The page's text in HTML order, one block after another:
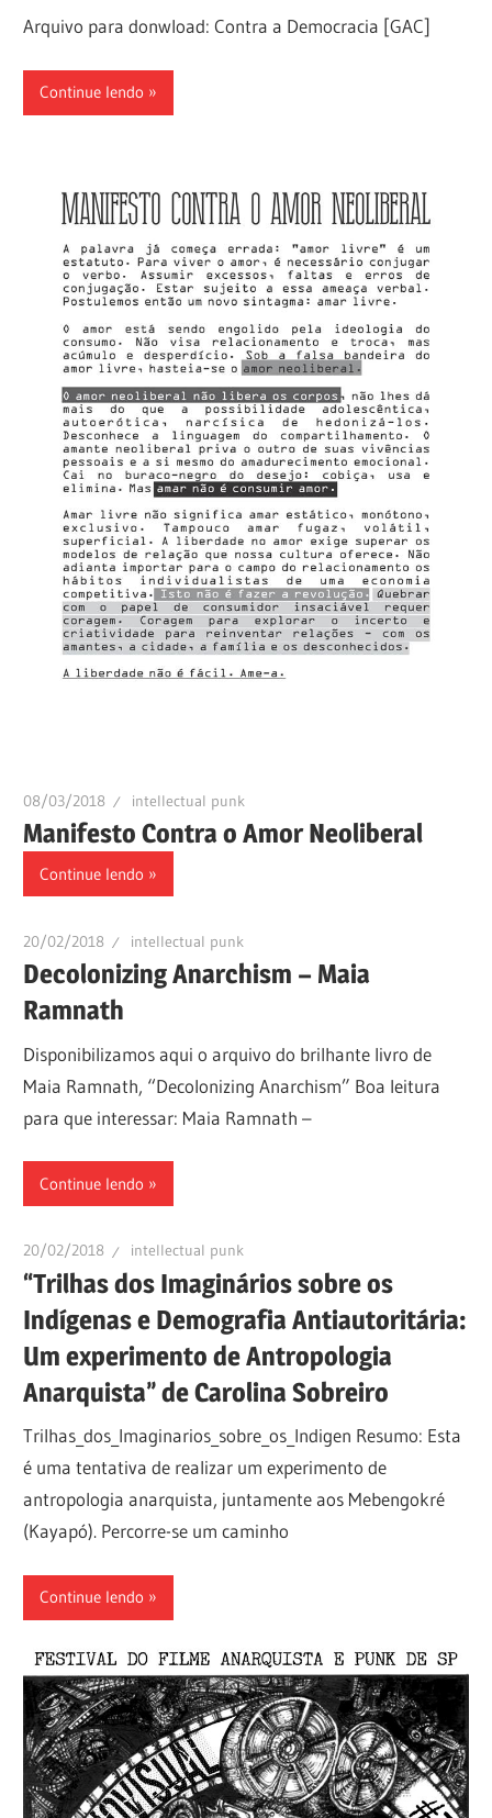
Arquivo para donwload: Contra a Democracia [GAC]
Continue lendo
08/03/2018 intellectual punk
Manifesto Contra o Amor Neoliberal
Continue lendo
20/02/2018 intellectual punk
Decolonizing Anarchism – Maia
Ramnath
Disponibilizamos aqui o arquivo do brilhante livro de
Maia Ramnath, “Decolonizing Anarchism” Boa leitura
para que interessar: Maia Ramnath –
Continue lendo
20/02/2018 intellectual punk
“Trilhas dos Imaginários sobre os
Indígenas e Demografia Antiautoritária:
Um experimento de Antropologia
Anarquista” de Carolina Sobreiro
Trilhas_dos_Imaginarios_sobre_os_Indigen Resumo: Esta
é uma tentativa de realizar um experimento de
antropologia anarquista, juntamente aos Mebengokré
(Kayapó). Percorre-se um caminho
Continue lendo